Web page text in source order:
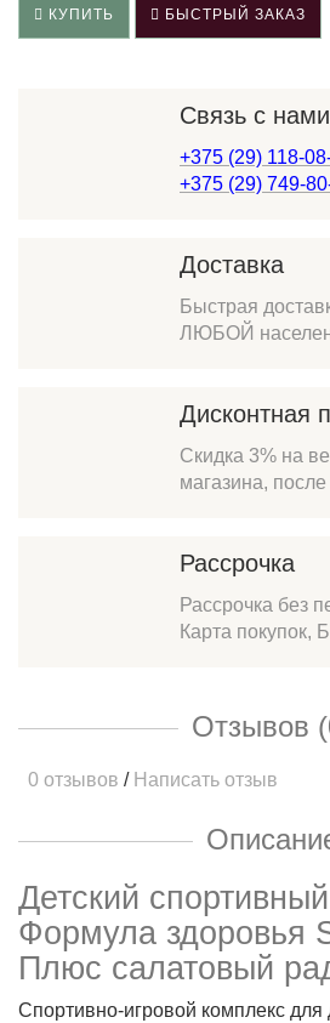
КУПИТЬ БЫСТРЫЙ ЗАКАЗ
Связь с нами
+375 (29) 118-
+375 (29) 749-
Доставка
Быстрая
ЛЮБОЙ
Дисконтная
Скидка 3% на
магазина,
Рассрочка
Рассрочка без
Карта покупок,
Отзывов
0 отзывов / Написать отзыв
Детский
Формула здоровья
Плюс салатовый
Спортивно-игровой комплекс для